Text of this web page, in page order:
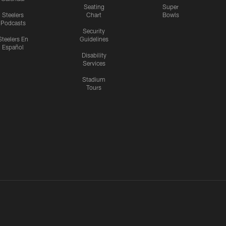
Steelers
Podcasts
En
Español
Seating
Chart
Security
Guidelines
Disability
Services
Stadium
Tours
Super
Bowls